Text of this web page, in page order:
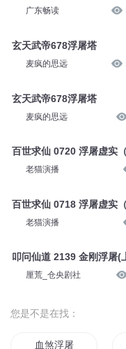
广东畅读
玄天武帝678浮屠塔
麦疯的思远
玄天武帝678浮屠塔
麦疯的思远
百世求仙 0720 浮屠虚实（
老猫演播
百世求仙 0718 浮屠虚实（
老猫演播
叩问仙道 2139 金刚浮屠(
厘荒_仓央剧社
您是不是在找：
血煞浮屠